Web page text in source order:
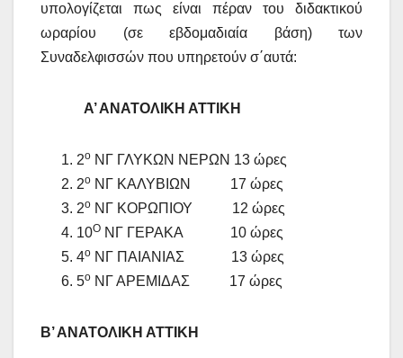
υπολογίζεται πως είναι πέραν του διδακτικού
ωραρίου (σε εβδομαδιαία βάση) των
Συναδελφισσών που υπηρετούν σ΄αυτά:
Α’ ΑΝΑΤΟΛΙΚΗ ΑΤΤΙΚΗ
2ο ΝΓ ΓΛΥΚΩΝ ΝΕΡΩΝ 13 ώρες
2ο ΝΓ ΚΑΛΥΒΙΩΝ 17 ώρες
2ο ΝΓ ΚΟΡΩΠΙΟΥ 12 ώρες
10Ο ΝΓ ΓΕΡΑΚΑ 10 ώρες
4ο ΝΓ ΠΑΙΑΝΙΑΣ 13 ώρες
5ο ΝΓ ΑΡΕΜΙΔΑΣ 17 ώρες
Β’ ΑΝΑΤΟΛΙΚΗ ΑΤΤΙΚΗ